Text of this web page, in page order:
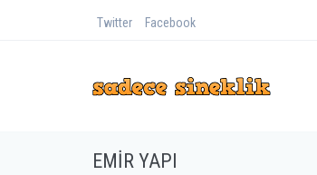
Twitter Facebook
EMIR YAPI